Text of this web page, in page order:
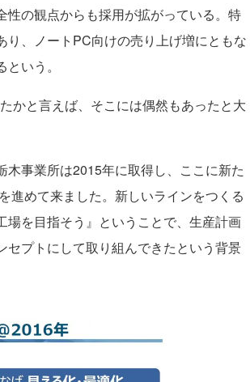
の観点からも採用が拡がっている。特
、ノートPC向けの売り上げ増にともな
いう。
かと言えば、そこには偶然もあったと大
木事業所は2015年に取得し、ここに新た
進めて来ました。新しいラインをつくる
を目指そう』ということで、生産計画
プトにして取り組んできたという背景